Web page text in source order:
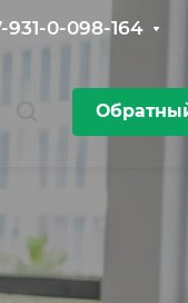
931-0-098-164